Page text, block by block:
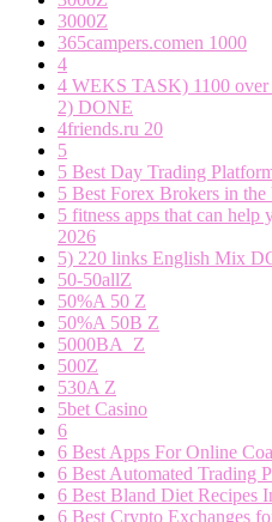
3000Z
365campers.comen 1000
4
4 WEKS TASK) 1100
2) DONE
4friends.ru 20
5
5 Best Day Trading
5 Best Forex Brokers in
5 fitness apps that can
2026
5) 220 links English Mix
50-50allZ
50%A 50 Z
50%A 50B Z
5000BA_Z
500Z
530A Z
5bet Casino
6
6 Best Apps For Online
6 Best Automated Trading
6 Best Bland Diet Recipes
6 Best Crypto Exchanges